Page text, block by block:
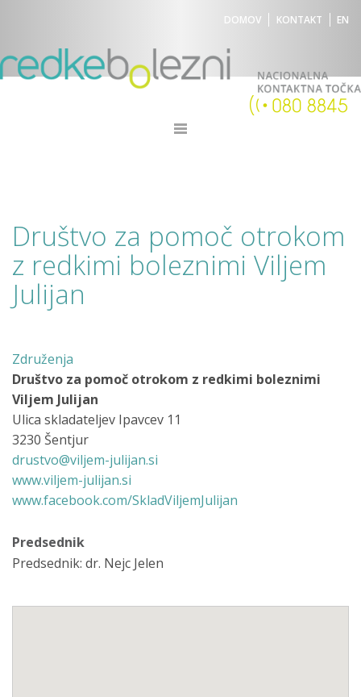
DOMOV KONTAKT EN
Društvo za pomoč otrokom
z redkimi boleznimi Viljem
Julijan
Združenja
Društvo za pomoč otrokom z redkimi boleznimi
Viljem Julijan
Ulica skladateljev Ipavcev 11
3230 Šentjur
drustvo@viljem-julijan.si
www.viljem-julijan.si
www.facebook.com/SkladViljemJulijan
Predsednik
Predsednik: dr. Nejc Jelen